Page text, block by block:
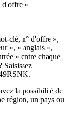
d'offre »
clé, n° d'offre »,
», « anglais »,
» entre chaque
Saisissez
la possibilité de
région, un pays ou